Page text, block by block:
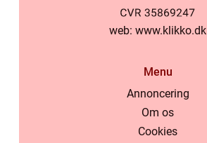
web: www.klikko.dk
Menu
Annoncering
Om os
Cookies